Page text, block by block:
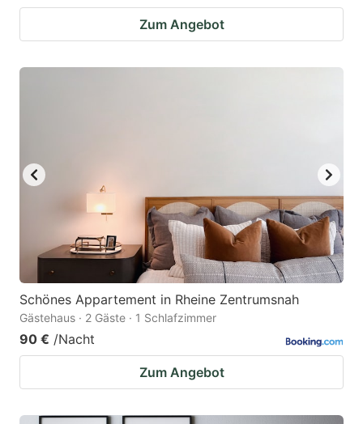
Zum Angebot
Schönes Appartement in Rheine Zentrumsnah
Gästehaus · 2 Gäste · 1 Schlafzimmer
90 € /Nacht
Zum Angebot